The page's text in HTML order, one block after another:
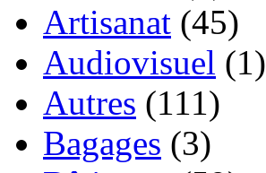
Artisanat (45)
Audiovisuel (1)
Autres (111)
Bagages (3)